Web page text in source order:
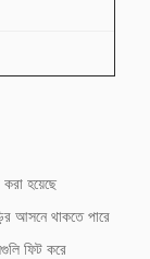
করা হয়েছে
আসনে থাকতে পারে
ফিট করে